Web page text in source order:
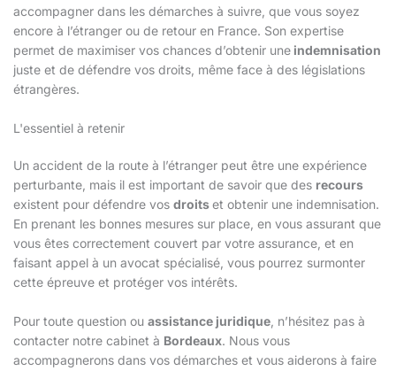
accompagner dans les démarches à suivre, que vous soyez
encore à l’étranger ou de retour en France. Son expertise
permet de maximiser vos chances d’obtenir une indemnisation
juste et de défendre vos droits, même face à des législations
étrangères.
L'essentiel à retenir
Un accident de la route à l’étranger peut être une expérience
perturbante, mais il est important de savoir que des recours
existent pour défendre vos droitset obtenir une indemnisation.
En prenant les bonnes mesures sur place, en vous assurant que
vous êtes correctement couvert par votre assurance, et en
faisant appel à un avocat spécialisé, vous pourrez surmonter
cette épreuve et protéger vos intérêts.
Pour toute question ou assistance juridique , n’hésitez pas à
contacter notre cabinet à Bordeaux. Nous vous
accompagnerons dans vos démarches et vous aiderons à faire